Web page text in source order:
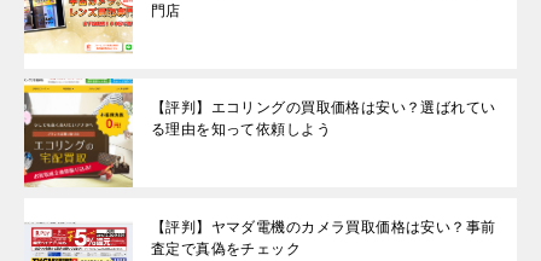
門店
【評判】エコリングの買取価格は安い？選ばれてい
る理由を知って依頼しよう
【評判】ヤマダ電機のカメラ買取価格は安い？事前
査定で真偽をチェック